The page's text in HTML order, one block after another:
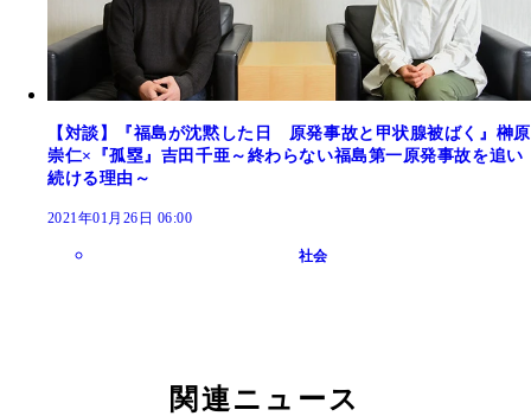
【対談】『福島が沈黙した日 原発事故と甲状腺被ばく』榊原
崇仁×『孤塁』吉田千亜～終わらない福島第一原発事故を追い
続ける理由～
2021年01月26日 06:00
社会
関連ニュース